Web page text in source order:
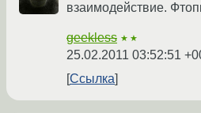
взаимодействие.
geekless ★★
25.02.2011 03:52:51
Ссылка